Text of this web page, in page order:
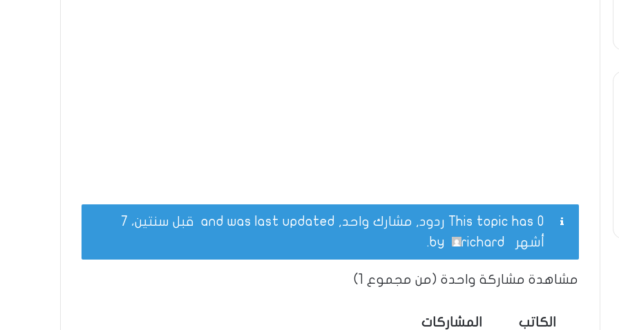
This topic has 0 ردود, مشارك واحد, and was last updated
قبل سنتين، 7
أشهر
richard
.
مشاهدة مشاركة واحدة (من مجموع 1)
الكاتب المشاركات